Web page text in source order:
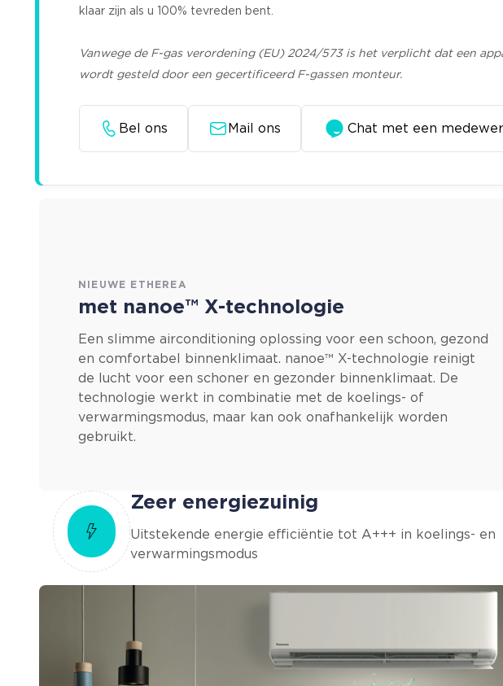
klaar zijn als u 100% tevreden bent.
Vanwege de F-gas verordening (EU) 2024/573 is het verplicht dat een
wordt gesteld door een gecertificeerd F-gassen monteur.
Bel ons Mail ons Chat met een
NIEUWE ETHEREA
met nanoe™ X-technologie
Een slimme airconditioning oplossing voor een schoon, gezond
en comfortabel binnenklimaat. nanoe™ X-technologie reinigt
de lucht voor een schoner en gezonder binnenklimaat. De
technologie werkt in combinatie met de koelings- of
verwarmingsmodus, maar kan ook onafhankelijk worden
gebruikt.
Zeer energiezuinig
Uitstekende energie efficiëntie tot A+++ in koelings- en
verwarmingsmodus